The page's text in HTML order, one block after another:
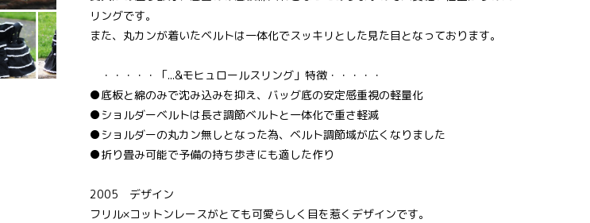
リングです。
また、丸カンが着いたベルトは一体化でスッキリとした見た目となっております。
・・・・・「...&モヒュロールスリング」特徴・・・・・
●底板と綿のみで沈み込みを抑え、バッグ底の安定感重視の軽量化
●ショルダーベルトは長さ調節ベルトと一体化で重さ軽減
●ショルダーの丸カン無しとなった為、ベルト調節域が広くなりました
●折り畳み可能で予備の持ち歩きにも適した作り
2005 デザイン
フリル×コットンレースがとても可愛らしく目を惹くデザインです。